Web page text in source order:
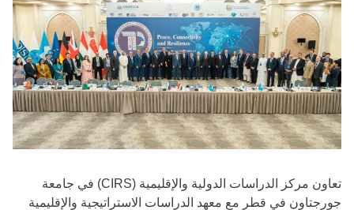
تعاون مركز الدراسات الدولية والإقليمية (CIRS) في جامعة
جورجتاون في قطر مع معهد الدراسات الاستراتيجية والإقليمية